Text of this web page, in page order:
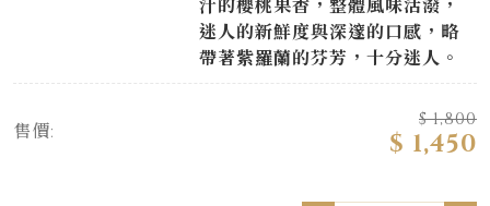
汁的櫻桃果香，整體風味活潑，
迷人的新鮮度與深邃的口感，略
帶著紫羅蘭的芬芳，十分迷人。
售價:
$ 1,800
$ 1,450